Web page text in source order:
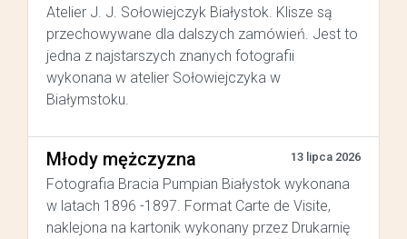
Atelier J. J. Sołowiejczyk Białystok. Klisze są
przechowywane dla dalszych zamówień. Jest to
jedna z najstarszych znanych fotografii
wykonana w atelier Sołowiejczyka w
Białymstoku.
Młody mężczyzna 13 lipca 2026
Fotografia Bracia Pumpian Białystok wykonana
w latach 1896 -1897. Format Carte de Visite,
naklejona na kartonik wykonany przez Drukarnię